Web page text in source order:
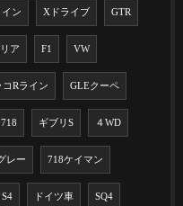
イン Xドライブ GTR
ア F1 VW
コRライン GLEクーペ
718 ギブリS ４WD
レー 718ケイマン
S4 ドイツ車 SQ4